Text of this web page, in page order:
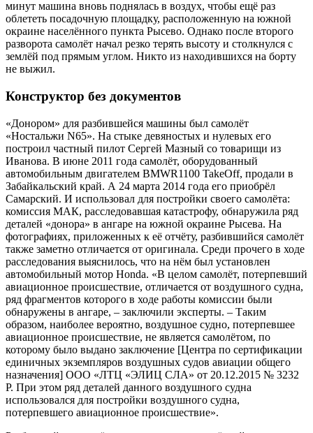
минут машина вновь поднялась в воздух, чтобы ещё раз
облететь посадочную площадку, расположенную на южной
окраине населённого пункта Рысево. Однако после второго
разворота самолёт начал резко терять высоту и столкнулся с
землёй под прямым углом. Никто из находившихся на борту
не выжил.
Конструктор без документов
«Донором» для разбившейся машины был самолёт
«Ностальжи N65». На стыке девяностых и нулевых его
построил частный пилот Сергей Мазный со товарищи из
Иванова. В июне 2011 года самолёт, оборудованный
автомобильным двигателем BMWR1100 TakeOff, продали в
Забайкальский край. А 24 марта 2014 года его приобрёл
Самарский. И использовал для постройки своего самолёта:
комиссия МАК, расследовавшая катастрофу, обнаружила ряд
деталей «донора» в ангаре на южной окраине Рысева. На
фотографиях, приложенных к её отчёту, разбившийся самолёт
также заметно отличается от оригинала. Среди прочего в ходе
расследования выяснилось, что на нём был установлен
автомобильный мотор Honda. «В целом самолёт, потерпевший
авиационное происшествие, отличается от воздушного судна,
ряд фрагментов которого в ходе работы комиссии были
обнаружены в ангаре, – заключили эксперты. – Таким
образом, наиболее вероятно, воздушное судно, потерпевшее
авиационное происшествие, не является самолётом, по
которому было выдано заключение [Центра по сертификации
единичных экземпляров воздушных судов авиации общего
назначения] ООО «ЛТЦ «ЭЛИЦ СЛА» от 20.12.2015 № 3232
Р. При этом ряд деталей данного воздушного судна
использовался для постройки воздушного судна,
потерпевшего авиационное происшествие».